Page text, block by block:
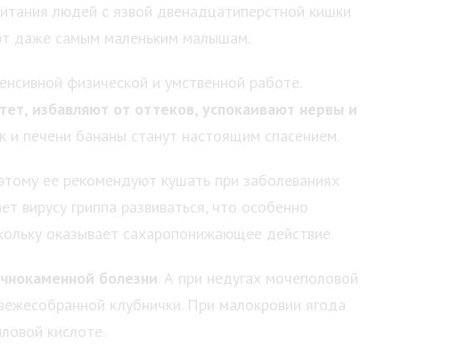
людей с язвой двенадцатиперстной кишки
даже самым маленьким малышам.
физической и умственной работе.
избавляют от оттеков, успокаивают нервы и
и печени бананы станут настоящим спасением.
ее рекомендуют кушать при заболеваниях
вирусу гриппа развиваться, что особенно
оказывает сахаропонижающее действие.
болезни. А при недугах мочеполовой
клубнички. При малокровии ягода
кислоте.